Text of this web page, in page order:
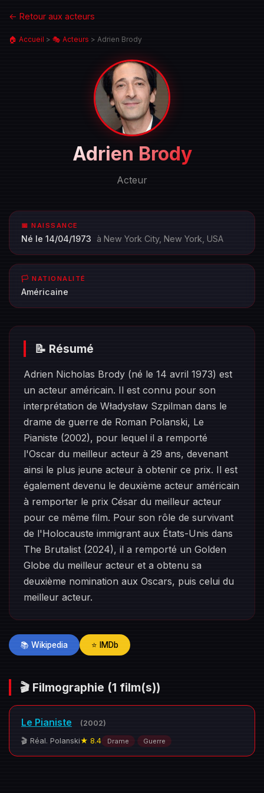
← Retour aux acteurs
🏠 Accueil > 🎭 Acteurs > Adrien Brody
Portrait
de
Adrien
Adrien Brody
Acteur
📅 NAISSANCE
Né le 14/04/1973 à New York City, New York, USA
🏳️ NATIONALITÉ
Américaine
📝 Résumé
Adrien Nicholas Brody (né le 14 avril 1973) est
un acteur américain. Il est connu pour son
interprétation de Władysław Szpilman dans le
drame de guerre de Roman Polanski, Le
Pianiste (2002), pour lequel il a remporté
l'Oscar du meilleur acteur à 29 ans, devenant
ainsi le plus jeune acteur à obtenir ce prix. Il est
également devenu le deuxième acteur américain
à remporter le prix César du meilleur acteur
pour ce même film. Pour son rôle de survivant
de l'Holocauste immigrant aux États-Unis dans
The Brutalist (2024), il a remporté un Golden
Globe du meilleur acteur et a obtenu sa
deuxième nomination aux Oscars, puis celui du
meilleur acteur.
📚 Wikipedia ⭐ IMDb
🎬 Filmographie (1 film(s))
Le Pianiste
(2002)
🎬 Réal. Polanski★ 8.4 Drame Guerre